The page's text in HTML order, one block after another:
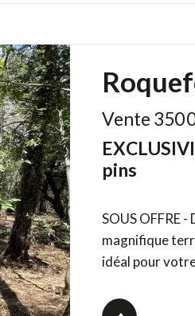
Vente 350
pins
SOUS OFFRE
magnifique
idéal pour votre futur projet. Vous
pleinement des beaux jours. Le terrain